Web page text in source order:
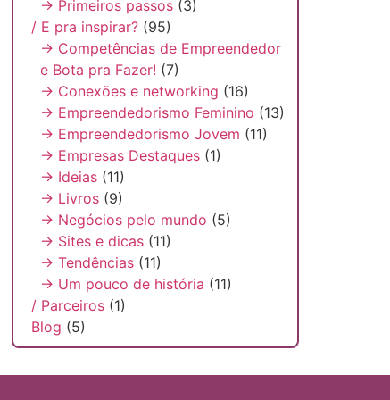
→ Primeiros passos (3)
/ E pra inspirar? (95)
→ Competências de Empreendedor
e Bota pra Fazer! (7)
→ Conexões e networking (16)
→ Empreendedorismo Feminino (13)
→ Empreendedorismo Jovem (11)
→ Empresas Destaques (1)
→ Ideias (11)
→ Livros (9)
→ Negócios pelo mundo (5)
→ Sites e dicas (11)
→ Tendências (11)
→ Um pouco de história (11)
/ Parceiros (1)
Blog (5)